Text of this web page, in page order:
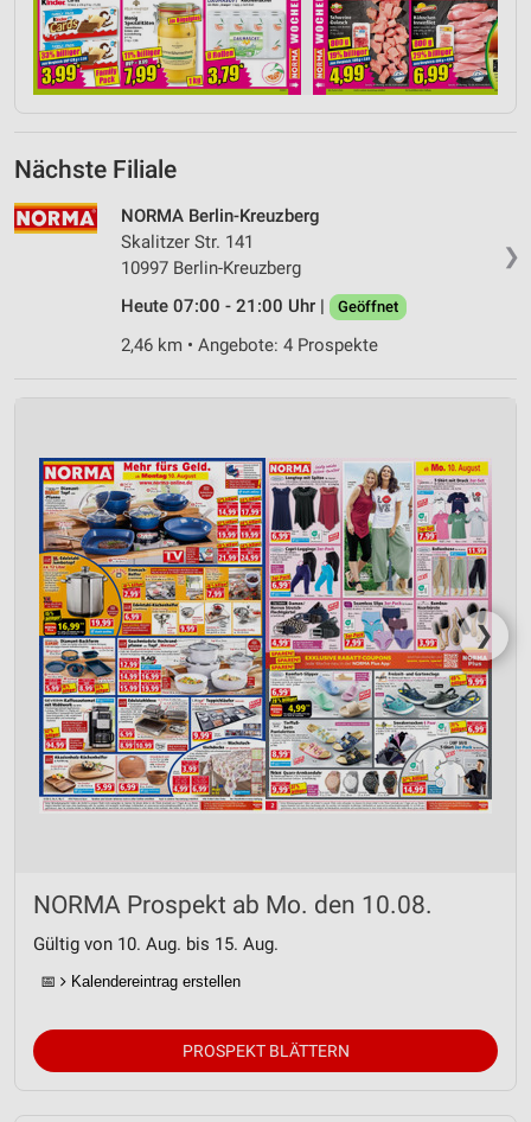
Nächste Filiale
❯
NORMA Berlin-Kreuzberg
Skalitzer Str. 141
10997 Berlin-Kreuzberg
Heute 07:00 - 21:00 Uhr |
Geöffnet
2,46 km • Angebote: 4 Prospekte
❯
NORMA Prospekt ab Mo. den 10.08.
Gültig von 10. Aug. bis 15. Aug.
📅 Kalendereintrag erstellen
PROSPEKT BLÄTTERN